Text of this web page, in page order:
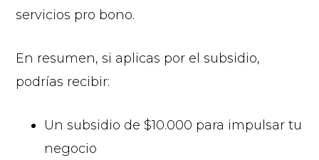
servicios pro bono.
En resumen, si aplicas por el subsidio,
podrías recibir:
Un subsidio de $10.000 para impulsar tu
negocio